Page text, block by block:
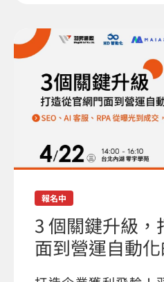
報名中
3 個關鍵升級，
面到營運自動